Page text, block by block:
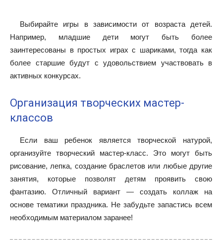
Выбирайте игры в зависимости от возраста детей.
Например, младшие дети могут быть более
заинтересованы в простых играх с шариками, тогда как
более старшие будут с удовольствием участвовать в
активных конкурсах.
Организация творческих мастер-
классов
Если ваш ребенок является творческой натурой,
организуйте творческий мастер-класс. Это могут быть
рисование, лепка, создание браслетов или любые другие
занятия, которые позволят детям проявить свою
фантазию. Отличный вариант — создать коллаж на
основе тематики праздника. Не забудьте запастись всем
необходимым материалом заранее!